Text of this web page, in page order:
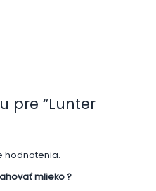
pre “Lunter
hodnotenia.
mlieko ?